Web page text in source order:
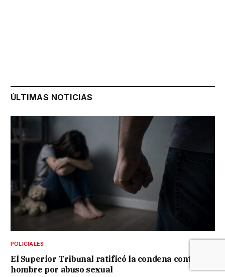
ÚLTIMAS NOTICIAS
POLICIALES
El Superior Tribunal ratificó la condena contra un
hombre por abuso sexual